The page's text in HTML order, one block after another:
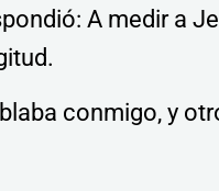
A medir a
conmigo, y